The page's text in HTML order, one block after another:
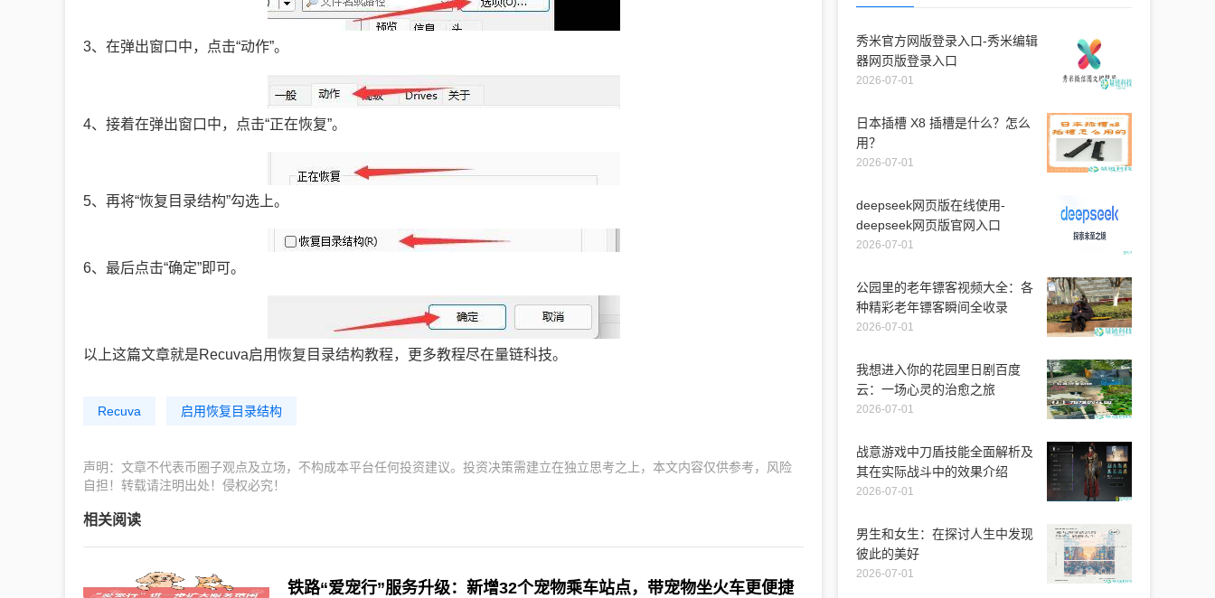
3、在弹出窗口中，点击“动作”。
4、接着在弹出窗口中，点击“正在恢复”。
5、再将“恢复目录结构”勾选上。
6、最后点击“确定”即可。
以上这篇文章就是Recuva启用恢复目录结构教程，更多教程尽在量链科技。
Recuva 启用恢复目录结构
声明：文章不代表币圈子观点及立场，不构成本平台任何投资建议。投资决策需建立在独立思考之上，本文内容仅供参考，风险
自担！转载请注明出处！侵权必究！
相关阅读
铁路“爱宠行”服务升级：新增32个宠物乘车站点，带宠物坐火车更便捷
秀米官方网版登录入口-秀米编辑
器网页版登录入口
2026-07-01
日本插槽 X8 插槽是什么？怎么
用？
2026-07-01
deepseek网页版在线使用-
deepseek网页版官网入口
2026-07-01
公园里的老年镖客视频大全：各
种精彩老年镖客瞬间全收录
2026-07-01
我想进入你的花园里日剧百度
云：一场心灵的治愈之旅
2026-07-01
战意游戏中刀盾技能全面解析及
其在实际战斗中的效果介绍
2026-07-01
男生和女生：在探讨人生中发现
彼此的美好
2026-07-01